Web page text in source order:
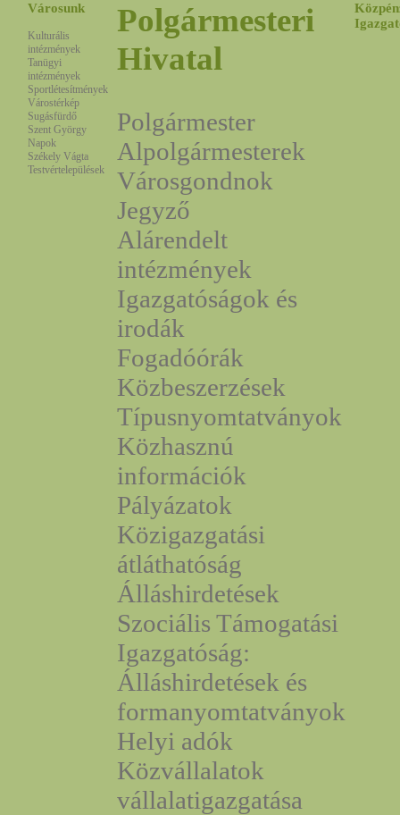
Városunk
Kulturális
intézmények
Tanügyi
intézmények
Sportlétesítmények
Várostérkép
Sugásfürdő
Szent György
Napok
Székely Vágta
Testvértelepülések
Polgármesteri
Hivatal
Polgármester
Alpolgármesterek
Városgondnok
Jegyző
Alárendelt
intézmények
Igazgatóságok és
irodák
Fogadóórák
Közbeszerzések
Típusnyomtatványok
Közhasznú
információk
Pályázatok
Közigazgatási
átláthatóság
Álláshirdetések
Szociális Támogatási
Igazgatóság:
Álláshirdetések és
formanyomtatványok
Helyi adók
Közvállalatok
vállalatigazgatása